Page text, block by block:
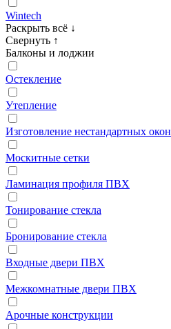
Wintech
Раскрыть всё ↓
Свернуть ↑
Балконы и лоджии
Остекление
Утепление
Изготовление нестандартных окон
Москитные сетки
Ламинация профиля ПВХ
Тонирование стекла
Бронирование стекла
Входные двери ПВХ
Межкомнатные двери ПВХ
Арочные конструкции